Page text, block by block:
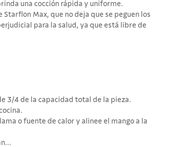
una cocción rápida y uniforme.
Max, que no deja que se peguen los
para la salud, ya que está libre de
3/4 de la capacidad total de la pieza.
o fuente de calor y alinee el mango a la